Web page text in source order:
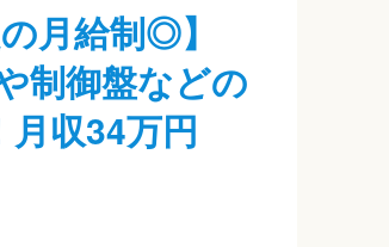
月給制◎】
制御盤などの
収34万円